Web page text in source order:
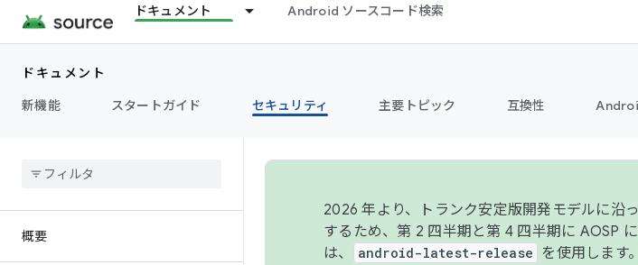
ドキュメント Android ソースコード検索
ドキュメント
新機能
スタートガイド セキュリティ 主要トピック 互換性
概要
2026 年より、トランク安定版開発モデルに沿
するため、第 2 四半期と第 4 四半期に AOSP
は、
android-latest-release を使用します。